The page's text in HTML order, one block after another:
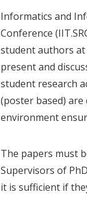
Informatics and
Conference
student authors at
present and
student research
(poster based) are
environment
The papers must
Supervisors of
it is sufficient if